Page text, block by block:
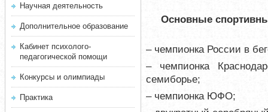
Научная деятельность
Дополнительное образование
Кабинет психолого-
педагогической помощи
Конкурсы и олимпиады
Практика
Основные
– чемпионка России в
– чемпионка
семиборье;
– чемпионка ЮФО;